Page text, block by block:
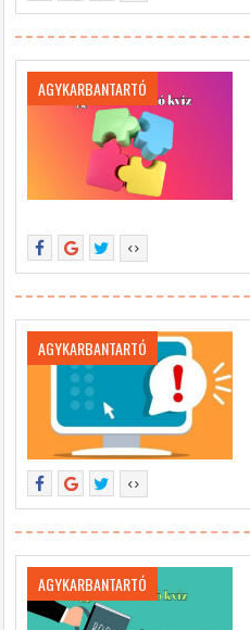
AGYKARBANTARTÓ
AGYKARBANTARTÓ
AGYKARBANTARTÓ